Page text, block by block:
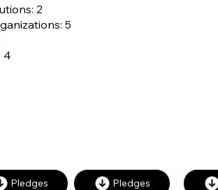
2
5
4
Pledges Pledges